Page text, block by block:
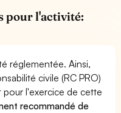
pour l'activité:
réglementée. Ainsi,
civile (RC PRO)
l'exercice de cette
recommandé de